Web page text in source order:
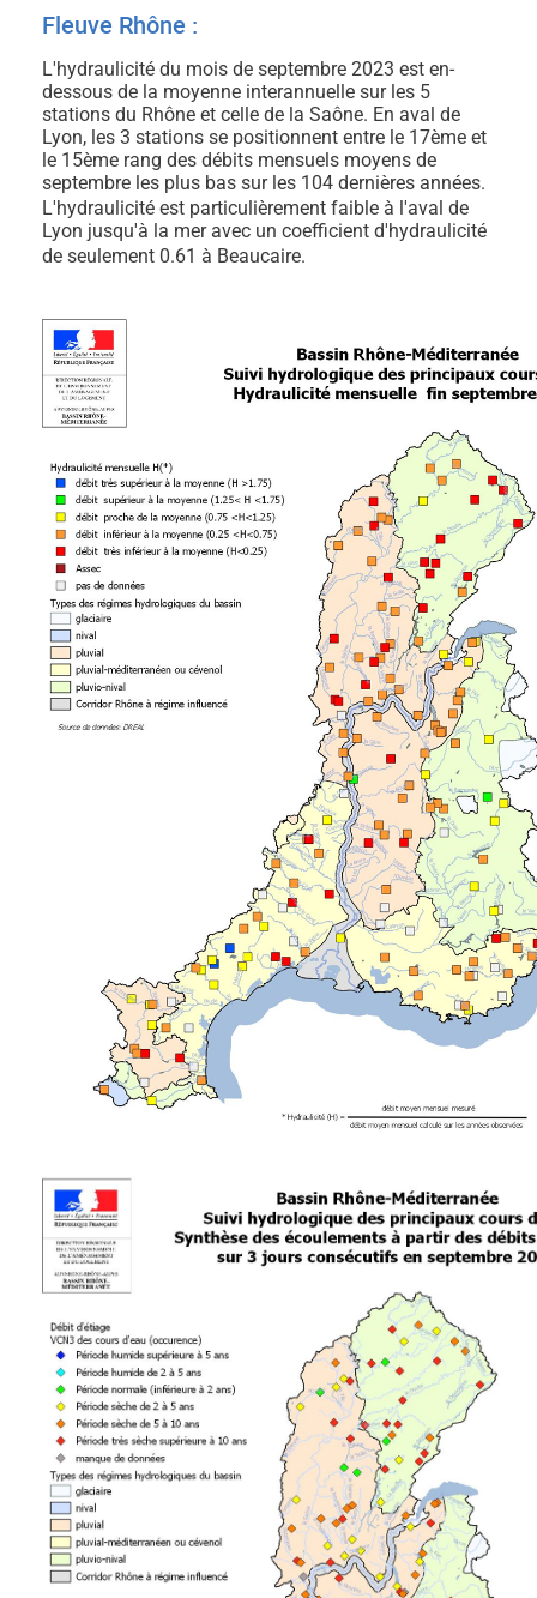
Fleuve Rhône :
L'hydraulicité du mois de septembre 2023 est en-
dessous de la moyenne interannuelle sur les 5
stations du Rhône et celle de la Saône. En aval de
Lyon, les 3 stations se positionnent entre le 17ème et
le 15ème rang des débits mensuels moyens de
septembre les plus bas sur les 104 dernières années.
L'hydraulicité est particulièrement faible à l'aval de
Lyon jusqu'à la mer avec un coefficient d'hydraulicité
de seulement 0.61 à Beaucaire.